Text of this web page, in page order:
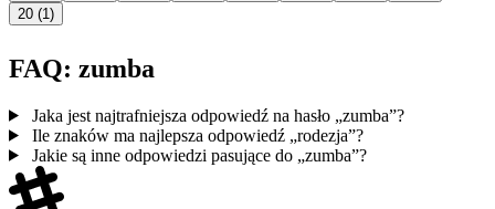
20 (1)
FAQ: zumba
Jaka jest najtrafniejsza odpowiedź na hasło „zumba”?
Ile znaków ma najlepsza odpowiedź „rodezja”?
Jakie są inne odpowiedzi pasujące do „zumba”?